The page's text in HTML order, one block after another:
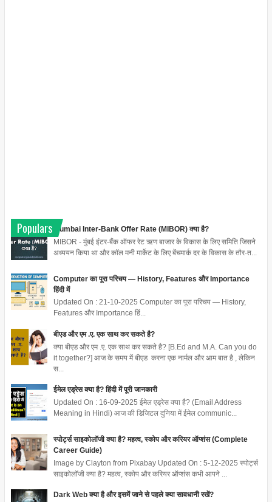
Populars
Mumbai Inter-Bank Offer Rate (MIBOR) क्या है?
MIBOR - मुंबई इंटर-बैंक ऑफर रेट ऋण बाजार के विकास के लिए समिति जिसने
अध्ययन किया था और कॉल मनी मार्केट के लिए बेंचमार्क दर के विकास के तौर-त...
Computer का पूरा परिचय — History, Features और Importance
हिंदी में
Updated On : 21-10-2025 Computer का पूरा परिचय — History,
Features और Importance हिं...
बीएड और एम .ए. एक साथ कर सकते है?
क्या बीएड और एम .ए. एक साथ कर सकते है? [B.Ed and M.A. Can you do
it together?] आज के समय में बीएड करना एक नार्मल और आम बात है , लेकिन
स...
ईमेल एड्रेस क्या है? हिंदी में पूरी जानकारी
Updated On : 16-09-2025 ईमेल एड्रेस क्या है? (Email Address
Meaning in Hindi) आज की डिजिटल दुनिया में ईमेल communic...
स्पोर्ट्स साइकोलॉजी क्या है? महत्व, स्कोप और करियर ऑप्शंस (Complete
Career Guide)
Image by Clayton from Pixabay Updated On : 5-12-2025 स्पोर्ट्स
साइकोलॉजी क्या है? महत्व, स्कोप और करियर ऑप्शंस कभी आपने ...
Dark Web क्या है और इसमें जाने से पहले क्या सावधानी रखें?